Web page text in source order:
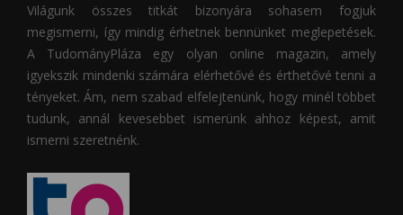
Világunk összes titkát bizonyára sohasem fogjuk
megismerni, így mindig érhetnek bennünket meglepetések.
A TudományPláza egy olyan online magazin, amely
igyekszik mindenki számára elérhetővé és érthetővé tenni a
tényeket. Ám, nem szabad elfelejtenünk, hogy minél többet
tudunk, annál kevesebbet ismerünk ahhoz képest, amit
ismerni szeretnénk.